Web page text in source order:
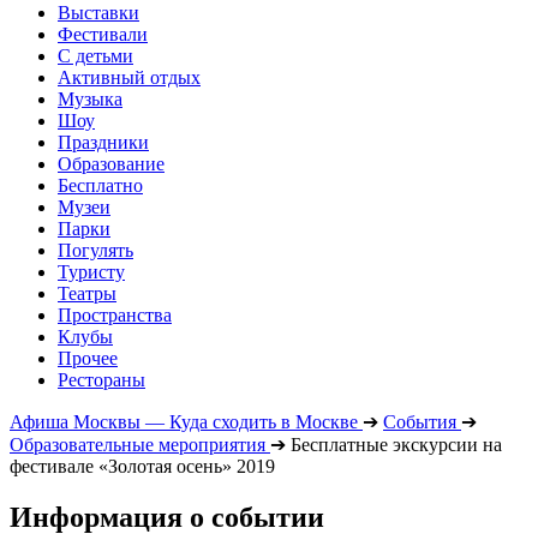
Выставки
Фестивали
С детьми
Активный отдых
Музыка
Шоу
Праздники
Образование
Бесплатно
Музеи
Парки
Погулять
Туристу
Театры
Пространства
Клубы
Прочее
Рестораны
Афиша Москвы — Куда сходить в Москве ➔ События ➔
Образовательные мероприятия ➔ Бесплатные экскурсии на
фестивале «Золотая осень» 2019
Информация о событии